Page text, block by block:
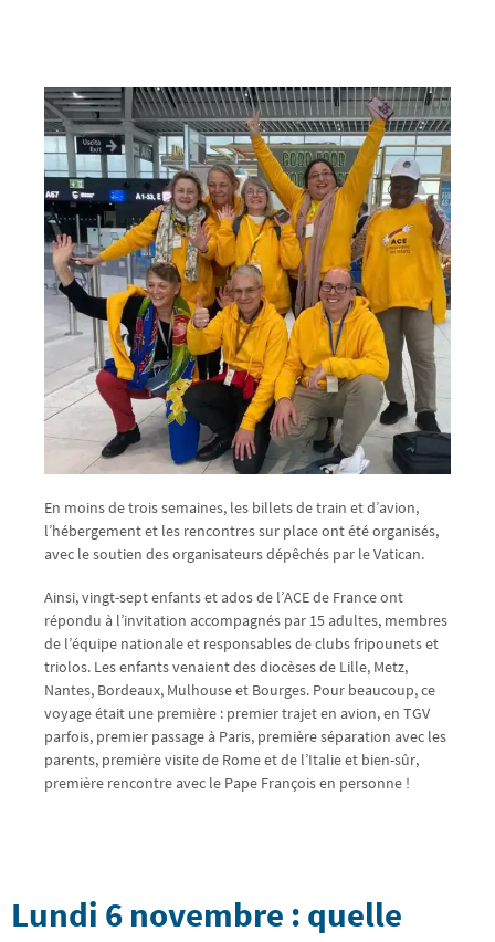
En moins de trois semaines, les billets de train et d’avion,
l’hébergement et les rencontres sur place ont été organisés,
avec le soutien des organisateurs dépêchés par le Vatican.
Ainsi, vingt-sept enfants et ados de l’ACE de France ont
répondu à l’invitation accompagnés par 15 adultes, membres
de l’équipe nationale et responsables de clubs fripounets et
triolos. Les enfants venaient des diocèses de Lille, Metz,
Nantes, Bordeaux, Mulhouse et Bourges. Pour beaucoup, ce
voyage était une première : premier trajet en avion, en TGV
parfois, premier passage à Paris, première séparation avec les
parents, première visite de Rome et de l’Italie et bien-sûr,
première rencontre avec le Pape François en personne !
Lundi 6 novembre : quelle